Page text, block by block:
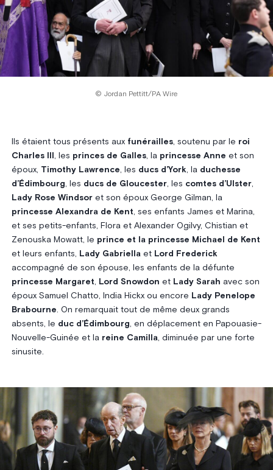
© Jordan Pettitt/PA Wire
Ils étaient tous présents aux funérailles, soutenu par le roi
Charles III , les princes de Galles, la princesse Anne et son
époux, Timothy Lawrence, les ducs d’York, la duchesse
d’Édimbourg, les ducs de Gloucester, les comtes d’Ulster,
Lady Rose Windsoret son époux George Gilman, la
princesse Alexandra de Kent, ses enfants James et Marina,
et ses petits-enfants, Flora et Alexander Ogilvy, Chistian et
Zenouska Mowatt, le prince et la princesse Michael de Kent
et leurs enfants, Lady GabriellaetLord Frederick
accompagné de son épouse, les enfants de la défunte
princesse Margaret, Lord Snowdon et Lady Sarah avec son
époux Samuel Chatto, India Hickx ou encore Lady Penelope
Brabourne. On remarquait tout de même deux grands
absents, le duc d’Édimbourg, en déplacement en Papouasie-
Nouvelle-Guinée et la reine Camilla, diminuée par une forte
sinusite.